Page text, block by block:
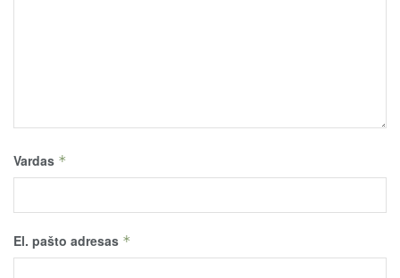
Vardas *
El. pašto adresas *